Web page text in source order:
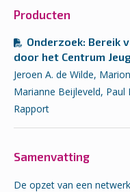
Producten
Onderzoek: Bereik
door het Centrum
Jeroen A. de Wilde,
Marianne Beijleveld, Paul
Rapport
Samenvatting
De opzet van een